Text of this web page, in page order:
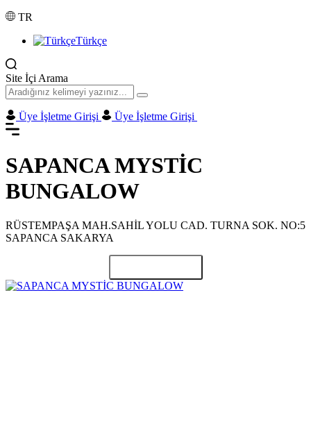
TR
Türkçe
Site İçi Arama
Üye İşletme Girişi Üye İşletme Girişi
SAPANCA MYSTİC
BUNGALOW
RÜSTEMPAŞA MAH.SAHİL YOLU CAD. TURNA SOK. NO:5
SAPANCA SAKARYA